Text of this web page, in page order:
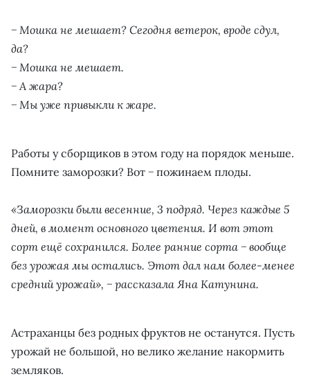
− Мошка не мешает? Сегодня ветерок, вроде сдул,
да?
− Мошка не мешает.
− А жара?
− Мы уже привыкли к жаре.
Работы у сборщиков в этом году на порядок меньше.
Помните заморозки? Вот − пожинаем плоды.
«Заморозки были весенние, 3 подряд. Через каждые 5
дней, в момент основного цветения. И вот этот
сорт ещё сохранился. Более ранние сорта − вообще
без урожая мы остались. Этот дал нам более-менее
средний урожай», − рассказала Яна Катунина.
Астраханцы без родных фруктов не останутся. Пусть
урожай не большой, но велико желание накормить
земляков.